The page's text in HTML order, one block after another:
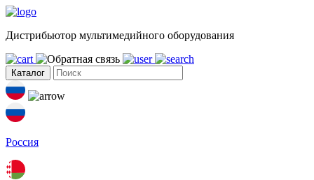
Дистрибьютор мультимедийного оборудования
Каталог
Россия